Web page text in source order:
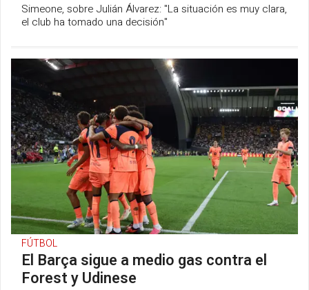
Simeone, sobre Julián Álvarez: "La situación es muy clara,
el club ha tomado una decisión"
FÚTBOL
El Barça sigue a medio gas contra el
Forest y Udinese